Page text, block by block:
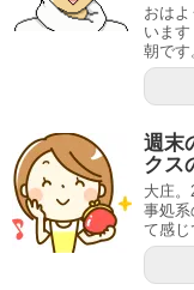
おは
いま
朝で
週末
クス
大庄
事処系
て感